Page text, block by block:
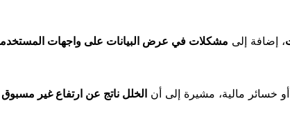
، إضافة إلى مشكلات في عرض البيانات على واجهات
خسائر مالية، مشيرة إلى أن الخلل ناتج عن ارتفاع غير